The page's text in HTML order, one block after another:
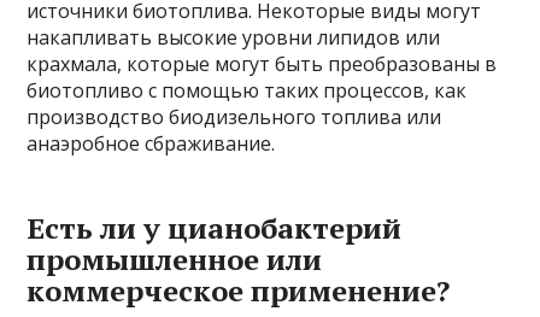
источники биотоплива. Некоторые виды могут
накапливать высокие уровни липидов или
крахмала, которые могут быть преобразованы в
биотопливо с помощью таких процессов, как
производство биодизельного топлива или
анаэробное сбраживание.
Есть ли у цианобактерий
промышленное или
коммерческое применение?